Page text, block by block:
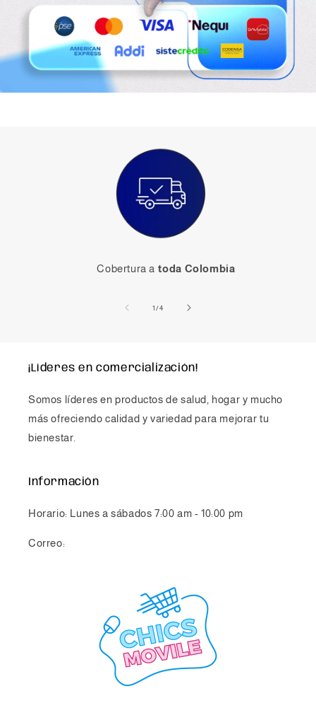
Cobertura a toda Colombia
1/de
4
¡Líderes en comercialización!
Somos líderes en productos de salud, hogar y mucho
más ofreciendo calidad y variedad para mejorar tu
bienestar.
Información
Horario: Lunes a sábados 7:00 am - 10:00 pm
Correo: